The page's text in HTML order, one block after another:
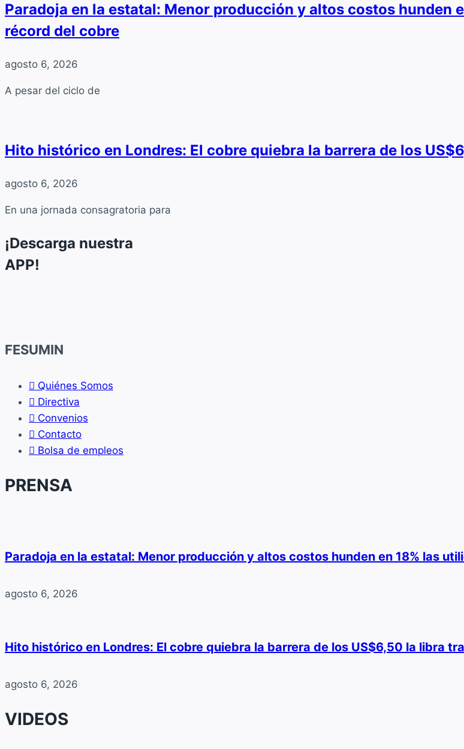
Paradoja en la estatal: Menor producción y altos costos hunden
récord del cobre
agosto 6, 2026
A pesar del ciclo de
Hito histórico en Londres: El cobre quiebra la barrera de los
agosto 6, 2026
En una jornada consagratoria para
¡Descarga nuestra
APP!
FESUMIN
Quiénes Somos
Directiva
Convenios
Contacto
Bolsa de empleos
PRENSA
Paradoja en la estatal: Menor producción y altos costos hunden en 18% las
agosto 6, 2026
Hito histórico en Londres: El cobre quiebra la barrera de los US$6,50 la libra
agosto 6, 2026
VIDEOS